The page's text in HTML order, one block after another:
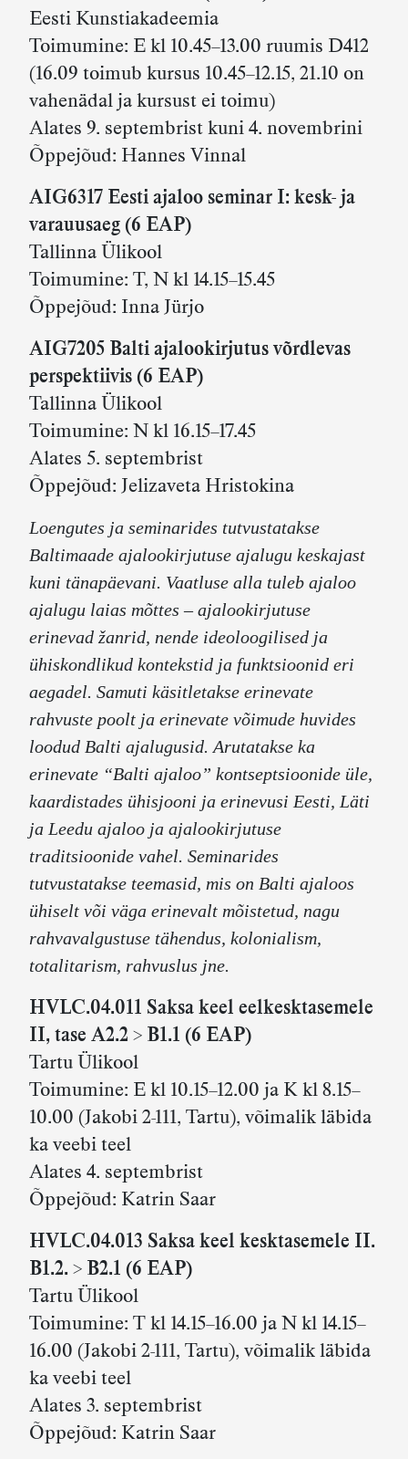
Eesti Kunstiakadeemia
Toimumine: E kl 10.45–13.00 ruumis D412
(16.09 toimub kursus 10.45–12.15, 21.10 on
vahenädal ja kursust ei toimu)
Alates 9. septembrist kuni 4. novembrini
Õppejõud: Hannes Vinnal
AIG6317 Eesti ajaloo seminar I: kesk- ja
varauusaeg (6 EAP)
Tallinna Ülikool
Toimumine: T, N kl 14.15–15.45
Õppejõud: Inna Jürjo
AIG7205 Balti ajalookirjutus võrdlevas
perspektiivis (6 EAP)
Tallinna Ülikool
Toimumine: N kl 16.15–17.45
Alates 5. septembrist
Õppejõud: Jelizaveta Hristokina
Loengutes ja seminarides tutvustatakse
Baltimaade ajalookirjutuse ajalugu keskajast
kuni tänapäevani. Vaatluse alla tuleb ajaloo
ajalugu laias mõttes – ajalookirjutuse
erinevad žanrid, nende ideoloogilised ja
ühiskondlikud kontekstid ja funktsioonid eri
aegadel. Samuti käsitletakse erinevate
rahvuste poolt ja erinevate võimude huvides
loodud Balti ajalugusid. Arutatakse ka
erinevate “Balti ajaloo” kontseptsioonide üle,
kaardistades ühisjooni ja erinevusi Eesti, Läti
ja Leedu ajaloo ja ajalookirjutuse
traditsioonide vahel. Seminarides
tutvustatakse teemasid, mis on Balti ajaloos
ühiselt või väga erinevalt mõistetud, nagu
rahvavalgustuse tähendus, kolonialism,
totalitarism, rahvuslus jne.
HVLC.04.011 Saksa keel eelkesktasemele
II, tase A2.2 > B1.1 (6 EAP)
Tartu Ülikool
Toimumine: E kl 10.15–12.00 ja K kl 8.15–
10.00 (Jakobi 2-111, Tartu), võimalik läbida
ka veebi teel
Alates 4. septembrist
Õppejõud: Katrin Saar
HVLC.04.013 Saksa keel kesktasemele II.
B1.2. > B2.1 (6 EAP)
Tartu Ülikool
Toimumine: T kl 14.15–16.00 ja N kl 14.15–
16.00 (Jakobi 2-111, Tartu), võimalik läbida
ka veebi teel
Alates 3. septembrist
Õppejõud: Katrin Saar